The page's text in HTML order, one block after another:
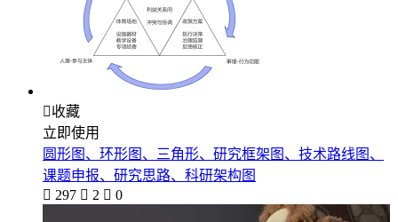
收藏
立即使用
圆形图、环形图、三角形、研究框架图、技术路线图、
课题申报、研究思路、科研架构图
 297  2  0